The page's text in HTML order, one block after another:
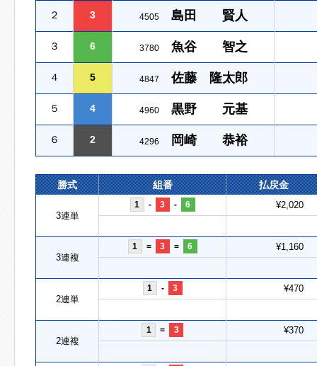
２ 3 4505 島田 賢人
３ 6 3780 魚谷 智之
４ 5 4847 佐藤 隆太郎
５ 4 4960 黒野 元基
６ 2 4296 岡崎 恭裕
勝式 組番 払戻金
3連単
1 - 3 - 6 ¥2,020
3連複
1 = 3 = 6 ¥1,160
2連単
1 - 3 ¥470
2連複
1 = 3 ¥370